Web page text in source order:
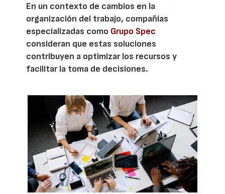
En un contexto de cambios en la
organización del trabajo, compañías
especializadas como Grupo Spec
consideran que estas soluciones
contribuyen a optimizar los recursos y
facilitar la toma de decisiones.